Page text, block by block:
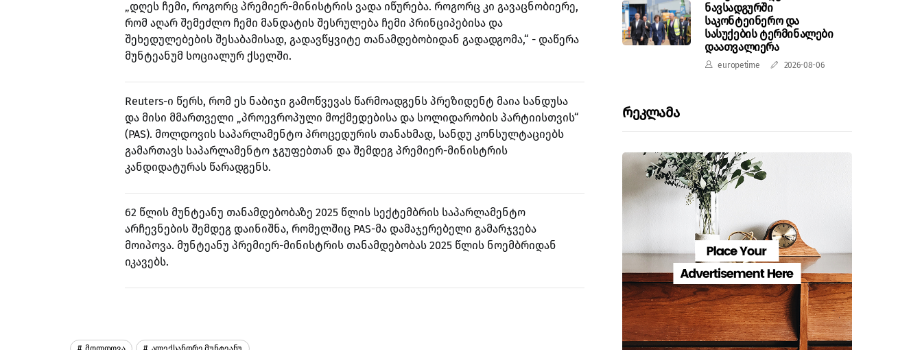
„დღეს ჩემი, როგორც პრემიერ-მინისტრის ვადა იწურება. როგორც კი გავაცნობიერე,
რომ აღარ შემეძლო ჩემი მანდატის შესრულება ჩემი პრინციპებისა და
შეხედულებების შესაბამისად, გადავწყვიტე თანამდებობიდან გადადგომა,“ - დაწერა
მუნტეანუმ სოციალურ ქსელში.
Reuters-ი წერს, რომ ეს ნაბიჯი გამოწვევას წარმოადგენს პრეზიდენტ მაია სანდუსა
და მისი მმართველი „პროევროპული მოქმედებისა და სოლიდარობის პარტიისთვის“
(PAS). მოლდოვის საპარლამენტო პროცედურის თანახმად, სანდუ კონსულტაციებს
გამართავს საპარლამენტო ჯგუფებთან და შემდეგ პრემიერ-მინისტრის
კანდიდატურას წარადგენს.
62 წლის მუნტეანუ თანამდებობაზე 2025 წლის სექტემბრის საპარლამენტო
არჩევნების შემდეგ დაინიშნა, რომელშიც PAS-მა დამაჯერებელი გამარჯვება
მოიპოვა. მუნტეანუ პრემიერ-მინისტრის თანამდებობას 2025 წლის ნოემბრიდან
იკავებს.
ნავსადგურში
საკონტეინერო და
სასუქების ტერმინალები
დაათვალიერა
europetime 2026-08-06
Რეკლამა